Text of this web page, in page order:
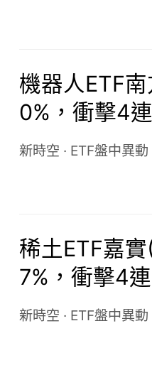
機器人ETF
0%，衝擊4
新時空 · ETF盤中異動
稀土ETF嘉
7%，衝擊4
新時空 · ETF盤中異動